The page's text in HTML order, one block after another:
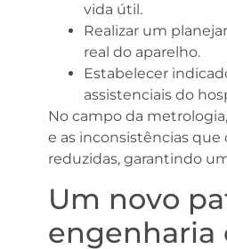
vida útil.
Realizar um
real do aparelho.
Estabelecer
assistenciais do
No campo da
e as inconsistências
reduzidas, garantindo
Um novo
engenharia